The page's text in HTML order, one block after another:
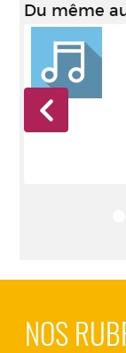
Du même
NOS